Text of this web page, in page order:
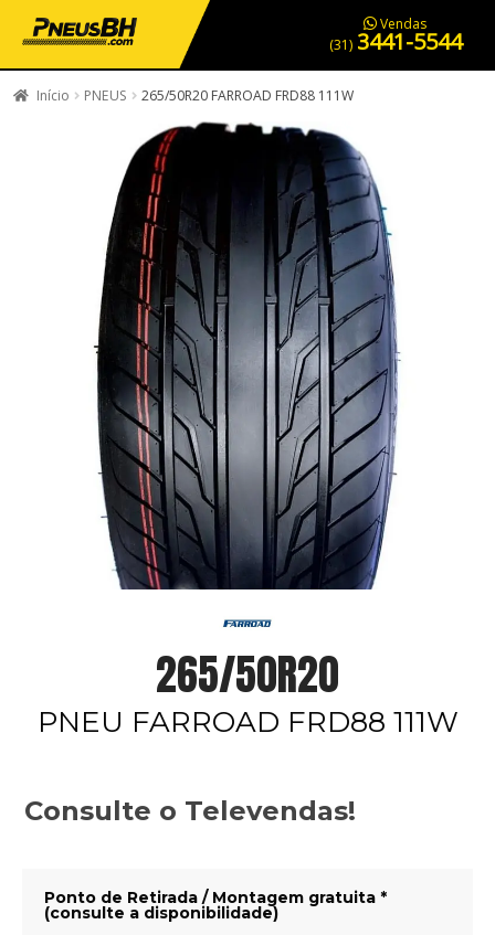
PNEUS EM OFERTA SERVIÇOS AUTOMOTIVOS NOSSA LOJA
Vendas
(31) 3441-5544
Início PNEUS 265/50R20 FARROAD FRD88 111W
265/50R20
PNEU FARROAD FRD88 111W
Consulte o Televendas!
Ponto de Retirada / Montagem gratuita *
(consulte a disponibilidade)